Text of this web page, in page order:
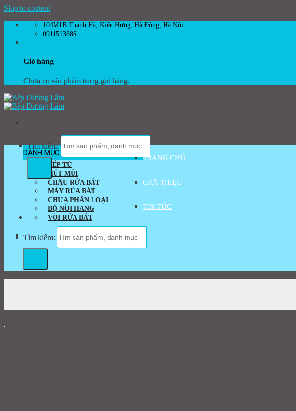
Skip to content
104M1B Thanh Hà, Kiến Hưng, Hà Đông, Hà Nội
0911513686
Giỏ hàng
Chưa có sản phẩm trong giỏ hàng.
Tìm kiếm:
DANH MỤC SẢN PHẨM
BẾP TỪ
HÚT MÙI
CHẬU RỬA BÁT
MÁY RỬA BÁT
CHƯA PHÂN LOẠI
BỘ NỒI HÃNG
VÒI RỬA BÁT
TRANG CHỦ
GIỚI THIỆU
TIN TỨC
Tìm kiếm: